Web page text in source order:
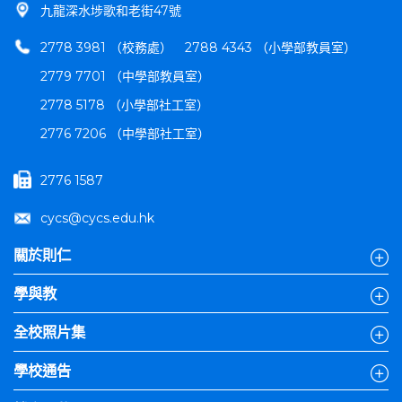
九龍深水埗歌和老街47號
2778 3981 （校務處）
2788 4343 （小學部教員室）
2779 7701 （中學部教員室）
2778 5178 （小學部社工室）
2776 7206 （中學部社工室）
2776 1587
cycs@cycs.edu.hk
關於則仁
學與教
全校照片集
學校通告